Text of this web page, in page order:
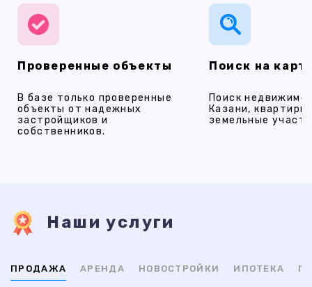
Проверенные объекты
В базе только проверенные
объекты от надежных
застройщиков и
собственников.
Поиск на
Поиск
Казани,
земельные
Наши услуги
ПРОДАЖА АРЕНДА НОВОСТРОЙКИ ИПОТЕКА